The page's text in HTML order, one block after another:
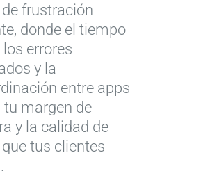
frustración
donde el tiempo
errores
y la
entre apps
tu margen de
y la calidad de
tus clientes